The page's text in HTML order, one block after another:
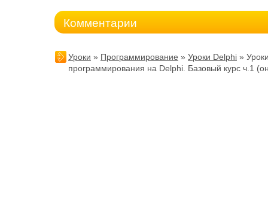
Комментарии
Уроки » Программирование » Уроки Delphi »
программирования на Delphi. Базовый курс ч.1